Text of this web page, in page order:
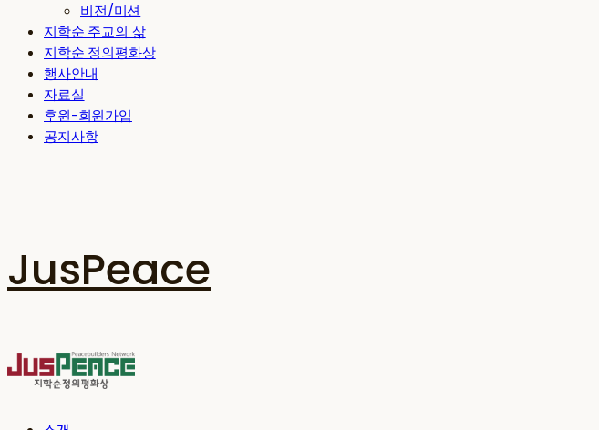
비전/미션
지학순 주교의 삶
지학순 정의평화상
행사안내
자료실
후원-회원가입
공지사항
JusPeace